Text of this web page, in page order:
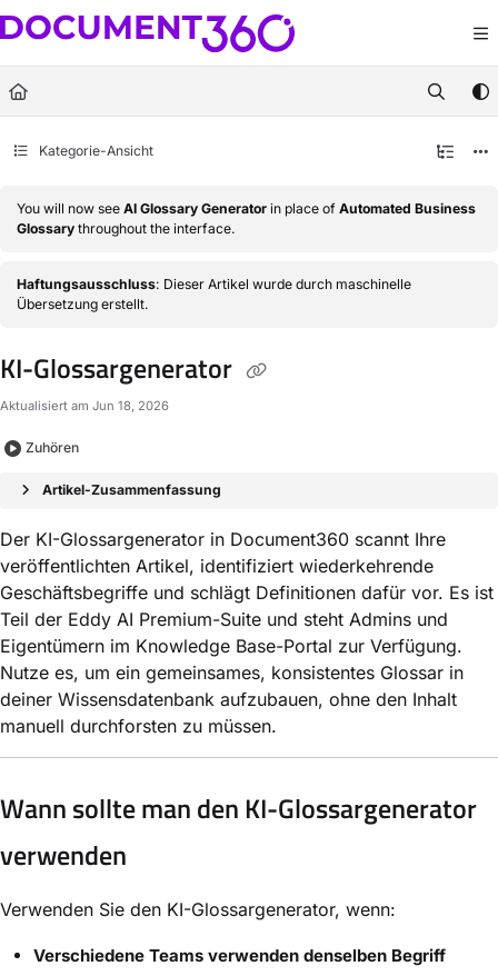
Documentation Index
Fetch the complete documentation index at:https://docs.document360.com/
Use this file to discover all available pages before exploring further.
Kategorie-Ansicht
You will now see AI Glossary Generator in place of Automated Business
Glossary throughout the interface.
Haftungsausschluss: Dieser Artikel wurde durch maschinelle
Übersetzung erstellt.
KI-Glossargenerator
Aktualisiert am Jun 18, 2026
Zuhören
Artikel-Zusammenfassung
Der KI-Glossargenerator in Document360 scannt Ihre
veröffentlichten Artikel, identifiziert wiederkehrende
Geschäftsbegriffe und schlägt Definitionen dafür vor. Es ist
Teil der Eddy AI Premium-Suite und steht Admins und
Eigentümern im Knowledge Base-Portal zur Verfügung.
Nutze es, um ein gemeinsames, konsistentes Glossar in
deiner Wissensdatenbank aufzubauen, ohne den Inhalt
manuell durchforsten zu müssen.
Wann sollte man den KI-Glossargenerator
verwenden
Verwenden Sie den KI-Glossargenerator, wenn:
Verschiedene Teams verwenden denselben Begriff